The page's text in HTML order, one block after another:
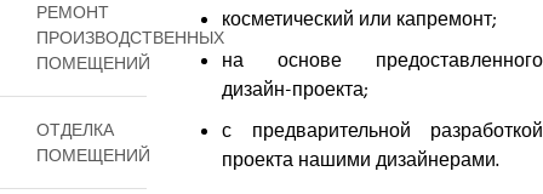
косметический или капремонт;
на основе предоставленного
дизайн-проекта;
с предварительной разработкой
проекта нашими дизайнерами.
РЕМОНТ
ПРОИЗВОДСТВЕННЫХ
ПОМЕЩЕНИЙ
ОТДЕЛКА
ПОМЕЩЕНИЙ